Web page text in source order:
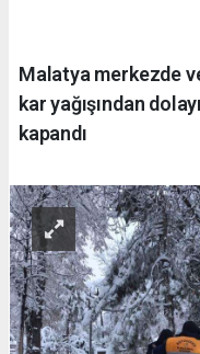
Malatya merkezde
kar yağışından
kapandı